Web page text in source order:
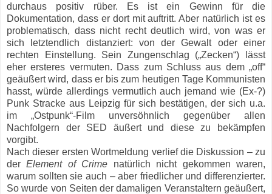
durchaus positiv rüber. Es ist ein Gewinn für die
Dokumentation, dass er dort mit auftritt. Aber natürlich ist es
problematisch, dass nicht recht deutlich wird, von was er
sich letztendlich distanziert: von der Gewalt oder einer
rechten Einstellung. Sein Zungenschlag („Zecken“) lässt
eher ersteres vermuten. Dass zum Schluss aus dem „off“
geäußert wird, dass er bis zum heutigen Tage Kommunisten
hasst, würde allerdings vermutlich auch jemand wie (Ex-?)
Punk Stracke aus Leipzig für sich bestätigen, der sich u.a.
im „Ostpunk“-Film unversöhnlich gegenüber allen
Nachfolgern der SED äußert und diese zu bekämpfen
vorgibt.
Nach dieser ersten Wortmeldung verlief die Diskussion – zu
derElement of Crime natürlich nicht gekommen waren,
warum sollten sie auch – aber friedlicher und differenzierter.
So wurde von Seiten der damaligen Veranstaltern geäußert,